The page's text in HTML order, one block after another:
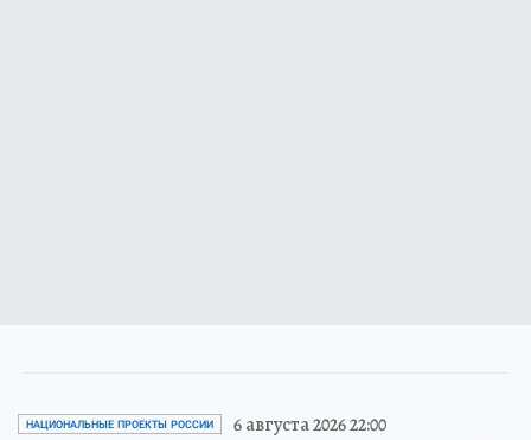
НАЦИОНАЛЬНЫЕ ПРОЕКТЫ РОССИИ 6 августа 2026 22:00